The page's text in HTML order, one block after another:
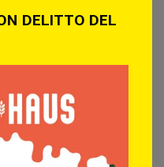
DELITTO DEL